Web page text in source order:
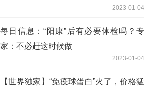
2023-01-04
每日信息：“阳康”后有必要体检吗？专
家：不必赶这时候做
2023-01-04
【世界独家】“免疫球蛋白”火了，价格猛